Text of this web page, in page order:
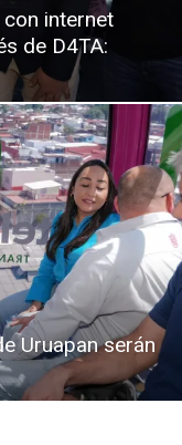
internet
de D4TA:
Uruapan serán